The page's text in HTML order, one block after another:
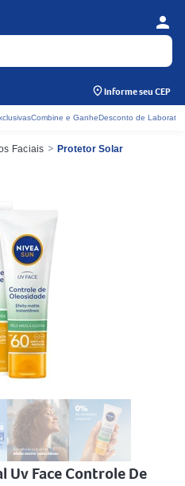
person
Informe seu CEP
Acessos rápidos do cabeçalho
Combine e GanheDesconto de
Faciais > Protetor Solar
Uv Face Controle De